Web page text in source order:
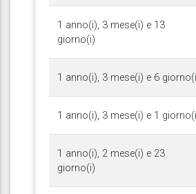
1 anno(i), 3 mese(i) e 13
giorno(i)
1 anno(i), 3 mese(i) e 6
1 anno(i), 3 mese(i) e 1
1 anno(i), 2 mese(i) e 23
giorno(i)